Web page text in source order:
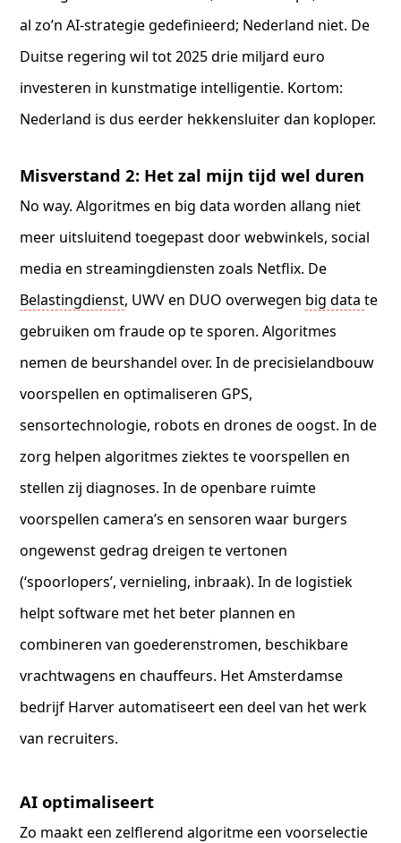
al zo’n AI-strategie gedefinieerd; Nederland niet. De
Duitse regering wil tot 2025 drie miljard euro
investeren in kunstmatige intelligentie. Kortom:
Nederland is dus eerder hekkensluiter dan koploper.
Misverstand 2: Het zal mijn tijd wel duren
No way. Algoritmes en big data worden allang niet
meer uitsluitend toegepast door webwinkels, social
media en streamingdiensten zoals Netflix. De
Belastingdienst, UWV en DUO overwegen big datate
gebruiken om fraude op te sporen. Algoritmes
nemen de beurshandel over. In de precisielandbouw
voorspellen en optimaliseren GPS,
sensortechnologie, robots en drones de oogst. In de
zorg helpen algoritmes ziektes te voorspellen en
stellen zij diagnoses. In de openbare ruimte
voorspellen camera’s en sensoren waar burgers
ongewenst gedrag dreigen te vertonen
(‘spoorlopers’, vernieling, inbraak). In de logistiek
helpt software met het beter plannen en
combineren van goederenstromen, beschikbare
vrachtwagens en chauffeurs. Het Amsterdamse
bedrijf Harver automatiseert een deel van het werk
van recruiters.
AI optimaliseert
Zo maakt een zelflerend algoritme een voorselectie